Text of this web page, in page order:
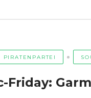
PIRATENPARTEI
Friday: